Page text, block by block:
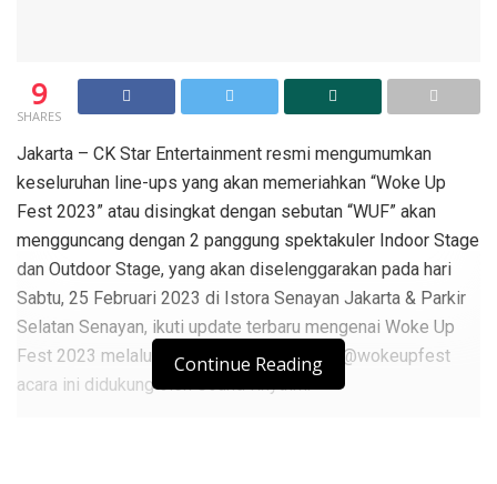
9
SHARES
Jakarta – CK Star Entertainment resmi mengumumkan
keseluruhan line-ups yang akan memeriahkan “Woke Up
Fest 2023” atau disingkat dengan sebutan “WUF” akan
mengguncang dengan 2 panggung spektakuler Indoor Stage
dan Outdoor Stage, yang akan diselenggarakan pada hari
Sabtu, 25 Februari 2023 di Istora Senayan Jakarta & Parkir
Selatan Senayan, ikuti update terbaru mengenai Woke Up
Fest 2023 melalui laman resmi Instagram @wokeupfest
acara ini didukung oleh Sound Rhythm.
Continue Reading